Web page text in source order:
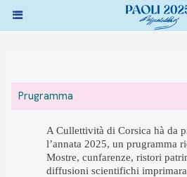
Prugramma
A Cullettività di Corsica hà da
l’annata 2025, un prugramma
Mostre, cunfarenze, ristori
diffusioni scientifichi